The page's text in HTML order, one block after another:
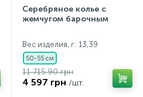
Серебряное колье с
жемчугом барочным
Вес изделия, г.: 13,39
50-55 см
11 715.90 грн
4 597 грн /шт.